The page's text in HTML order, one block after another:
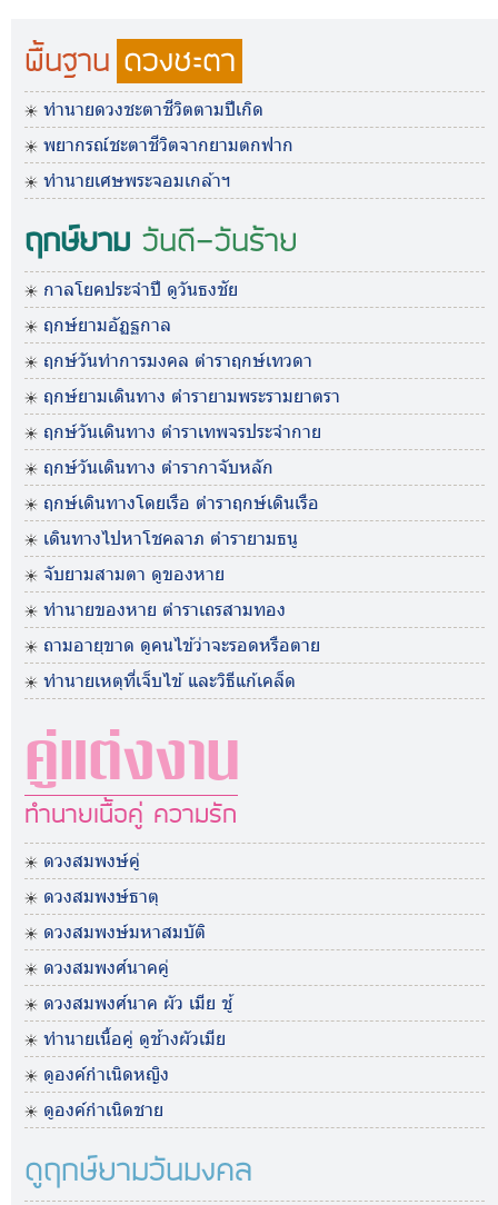
พื้นฐาน ดวงชะตา
ทำนายดวงชะตาชีวิตตามปีเกิด
พยากรณ์ชะตาชีวิตจากยามตกฟาก
ทำนายเศษพระจอมเกล้าฯ
ฤกษ์ยาม วันดี-วันร้าย
กาลโยคประจำปี ดูวันธงชัย
ฤกษ์ยามอัฏฐกาล
ฤกษ์วันทำการมงคล ตำราฤกษ์เทวดา
ฤกษ์ยามเดินทาง ตำรายามพระรามยาตรา
ฤกษ์วันเดินทาง ตำราเทพจรประจำกาย
ฤกษ์วันเดินทาง ตำรากาจับหลัก
ฤกษ์เดินทางโดยเรือ ตำราฤกษ์เดินเรือ
เดินทางไปหาโชคลาภ ตำรายามธนู
จับยามสามตา ดูของหาย
ทำนายของหาย ตำราเถรสามทอง
ถามอายุขาด ดูคนไข้ว่าจะรอดหรือตาย
ทำนายเหตุที่เจ็บไข้ และวิธีแก้เคล็ด
คู่แต่งงาน
ทำนายเนื้อคู่ ความรัก
ดวงสมพงษ์คู่
ดวงสมพงษ์ธาตุ
ดวงสมพงษ์มหาสมบัติ
ดวงสมพงศ์นาคคู่
ดวงสมพงศ์นาค ผัว เมีย ชู้
ทำนายเนื้อคู่ ดูช้างผัวเมีย
ดูองค์กำเนิดหญิง
ดูองค์กำเนิดชาย
ดูฤกษ์ยามวันมงคล